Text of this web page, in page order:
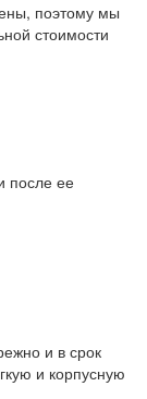
поэтому мы
стоимости
после ее
и в срок
и корпусную